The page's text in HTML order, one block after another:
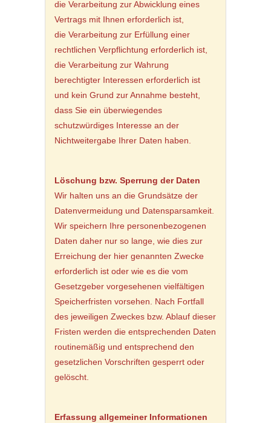
die Verarbeitung zur Abwicklung eines
Vertrags mit Ihnen erforderlich ist,
die Verarbeitung zur Erfüllung einer
rechtlichen Verpflichtung erforderlich ist,
die Verarbeitung zur Wahrung
berechtigter Interessen erforderlich ist
und kein Grund zur Annahme besteht,
dass Sie ein überwiegendes
schutzwürdiges Interesse an der
Nichtweitergabe Ihrer Daten haben.
Löschung bzw. Sperrung der Daten
Wir halten uns an die Grundsätze der
Datenvermeidung und Datensparsamkeit.
Wir speichern Ihre personenbezogenen
Daten daher nur so lange, wie dies zur
Erreichung der hier genannten Zwecke
erforderlich ist oder wie es die vom
Gesetzgeber vorgesehenen vielfältigen
Speicherfristen vorsehen. Nach Fortfall
des jeweiligen Zweckes bzw. Ablauf dieser
Fristen werden die entsprechenden Daten
routinemäßig und entsprechend den
gesetzlichen Vorschriften gesperrt oder
gelöscht.
Erfassung allgemeiner Informationen